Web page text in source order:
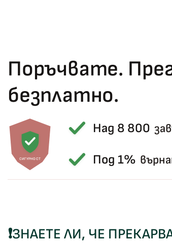
Поръчвате.
безплатно.
СИГУРНОСТ
Над 8 800
Под 1%
❗ЗНАЕТЕ ЛИ, ЧЕ